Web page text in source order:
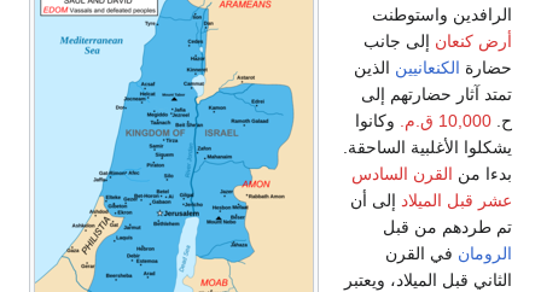
واستوطنت
كنعانإلى جانب
الكنعانيينالذين
آثار حضارتهم إلى
10,000 ق.م.
وكانوا
الأغلبية الساحقة.
من القرن السادس
قبل الميلادإلى أن
طردهم من قبل
في القرن
قبل الميلاد، ويعتبر